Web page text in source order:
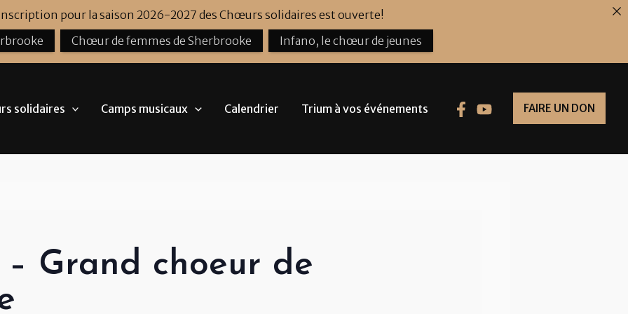
solidaires Camps musicaux Calendrier Trium à vos événements FAIRE UN DON
Grand choeur de
pour la saison 2026-2027 des Chœurs solidaires est ouverte!
Chœur de femmes de Sherbrooke Infano, le chœur de jeunes